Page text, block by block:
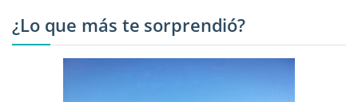
¿Lo que más te sorprendió?